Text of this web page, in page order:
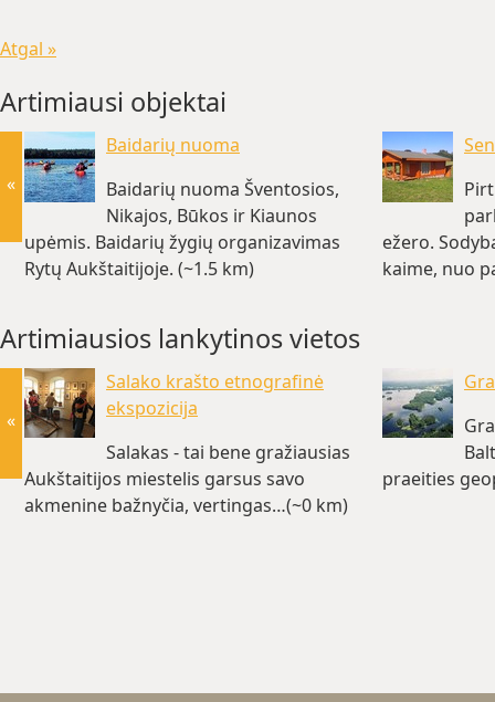
Atgal »
Artimiausi objektai
Baidarių nuoma
Baidarių nuoma Šventosios,
Nikajos, Būkos ir Kiaunos
upėmis. Baidarių žygių organizavimas
Rytų Aukštaitijoje. (~1.5 km)
ežero.
kaime, nuo
«
Artimiausios lankytinos vietos
Salako krašto etnografinė
ekspozicija
Salakas - tai bene gražiausias
Aukštaitijos miestelis garsus savo
akmenine bažnyčia, vertingas…(~0 km)
praeities
«